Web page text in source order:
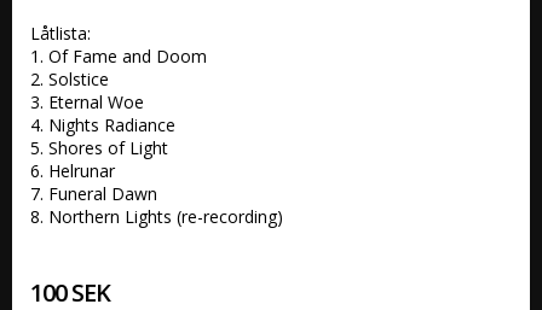
Låtlista:
1. Of Fame and Doom
2. Solstice
3. Eternal Woe
4. Nights Radiance
5. Shores of Light
6. Helrunar
7. Funeral Dawn
8. Northern Lights (re-recording)
100 SEK